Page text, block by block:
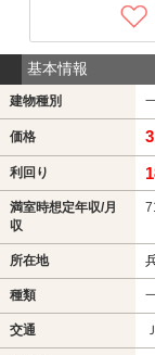
基本情報
建物種別
価格
利回り
満室時想定年収/月
収
所在地
種類
交通